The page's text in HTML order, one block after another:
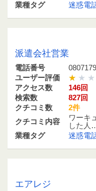
業種タグ
迷惑電
派遣会社営業
電話番号
ユーザー評価
アクセス数
146回
検索数
827回
クチコミ数
2件
クチコミ内容
ワーキ
した人
業種タグ
迷惑電
エアレジ